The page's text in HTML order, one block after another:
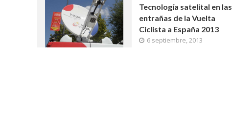
Tecnología satelital en las
entrañas de la Vuelta
Ciclista a España 2013
6 septiembre, 2013